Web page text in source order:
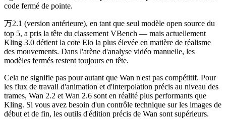
code fermé de pointe.
万2.1 (version antérieure), en tant que seul modèle open source du
top 5, a pris la tête du classement VBench — mais actuellement
Kling 3.0 détient la cote Elo la plus élevée en matière de réalisme
des mouvements. Dans l'arène d'analyse vidéo manuelle, les
modèles fermés restent toujours en tête.
Cela ne signifie pas pour autant que Wan n'est pas compétitif. Pour
les flux de travail d'animation et d'interpolation précis au niveau des
trames, Wan 2.2 et Wan 2.6 sont en réalité plus performants que
Kling. Si vous avez besoin d'un contrôle technique sur les images de
début et de fin, les outils d'édition précis de Wan sont supérieurs.